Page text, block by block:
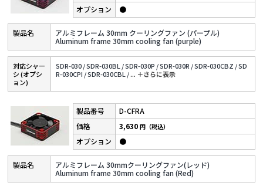
アルミフレーム 30mm クーリングファン (パープル)
Aluminum frame 30mm cooling fan (purple)
●
対応シャー
シ (オプシ
ョン)
SDR-030 /SDR-030BL /SDR-030P /SDR-030R /SDR-030CBZ /SD
R-030CPI /SDR-030CBL /... ＋さらに表⽰
D-CFRA
アルミフレーム 30mmクーリングファン(レッド)
Aluminum frame 30mm cooling fan (Red)
3,630円（税込）
●